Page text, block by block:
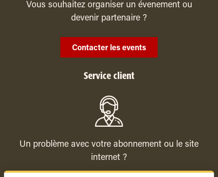
Vous souhaitez organiser un évenement ou
devenir partenaire ?
Contacter les events
Service client
Un problème avec votre abonnement ou le site
internet ?